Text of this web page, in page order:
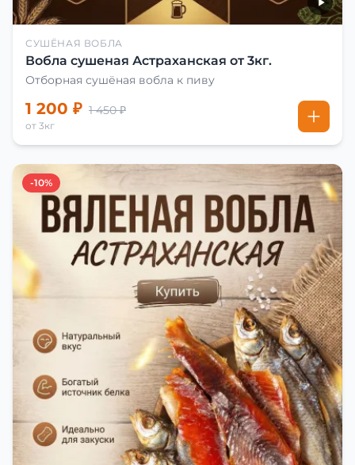
СУШЁНАЯ ВОБЛА
Вобла сушеная Астраханская от 3кг.
Отборная сушёная вобла к пиву
1 200 ₽ 1 450 ₽
от 3кг
-10%